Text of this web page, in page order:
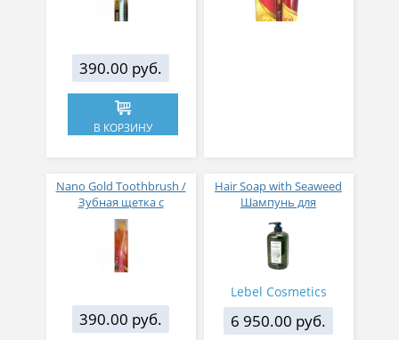
жесткости,
390.00 руб.
В КОРЗИНУ
Nano Gold Toothbrush /
Зубная щетка c
наночастицами золота,
сверхтонкой двойной
щетиной, средней
жесткости "Юниор"
390.00 руб.
Hair Soap with Seaweed
Шампунь для
морские водоросли 1000
мл
Lebel Cosmetics
6 950.00 руб.